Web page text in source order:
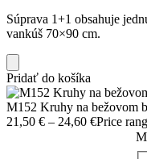
Súprava 1+1 obsahuje
vankúš 70×90 cm.
Pridať do košíka
M152 Kruhy na bežovom
21,50 € – 24,60 €Price